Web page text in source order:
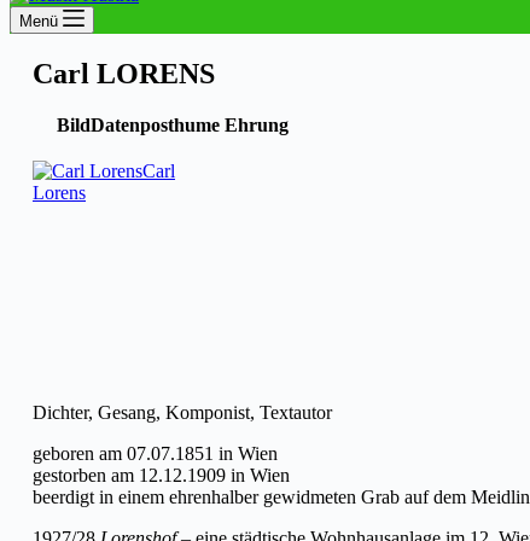
Menü
Carl LORENS
BildDatenposthume Ehrung
Carl
Lorens
Dichter, Gesang, Komponist, Textautor
geboren am 07.07.1851 in Wien
gestorben am 12.12.1909 in Wien
beerdigt in einem ehrenhalber gewidmeten Grab auf dem